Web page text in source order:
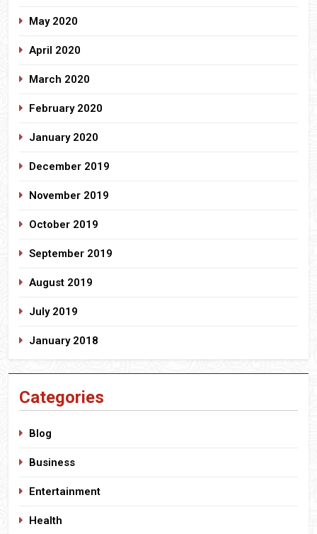
May 2020
April 2020
March 2020
February 2020
January 2020
December 2019
November 2019
October 2019
September 2019
August 2019
July 2019
January 2018
Categories
Blog
Business
Entertainment
Health